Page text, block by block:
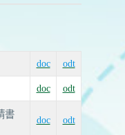
doc odt
doc odt
書
doc odt